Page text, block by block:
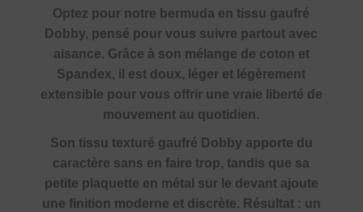
Optez pour notre bermuda en tissu gaufré
Dobby, pensé pour vous suivre partout avec
aisance. Grâce à son mélange de coton et
Spandex, il est doux, léger et légèrement
extensible pour vous offrir une vraie liberté de
mouvement au quotidien.
Son tissu texturé gaufré Dobby apporte du
caractère sans en faire trop, tandis que sa
petite plaquette en métal sur le devant ajoute
une finition moderne et discrète. Résultat : un